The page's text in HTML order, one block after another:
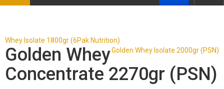
Whey Isolate 1800gr (6Pak Nutrition)
Golden Whey Isolate 2000gr (PSN)
Golden Whey
Concentrate 2270gr (PSN)